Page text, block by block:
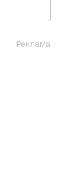
Реклама